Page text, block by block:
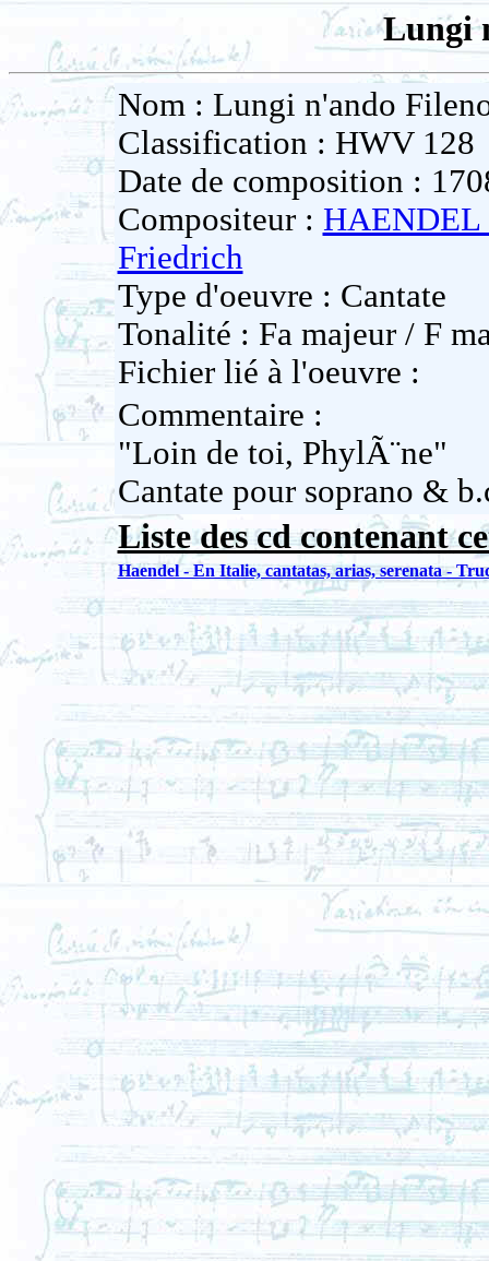
Lungi
Nom : Lungi n'ando
Classification : HWV 128
Date de composition :
Compositeur : HAENDEL
Friedrich
Type d'oeuvre : Cantate
Tonalité : Fa majeur / F
Fichier lié à l'oeuvre :
Commentaire :
"Loin de toi, PhylÃ¨ne"
Cantate pour soprano &
Liste des cd contenant
Haendel - En Italie, cantatas, arias, serenata -